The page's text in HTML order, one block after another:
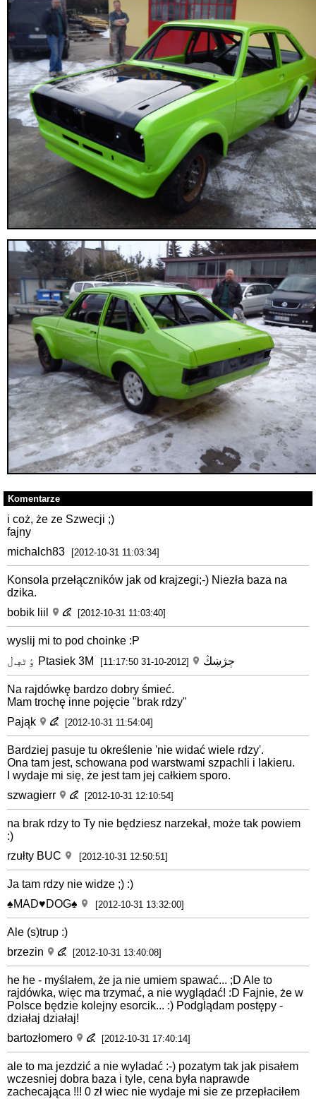
Komentarze
i coż, że ze Szwecji ;)
fajny
michalch83
[2012-10-31 11:03:34]
Konsola przełączników jak od krajzegi;-) Niezła baza na
dzika.
bobik liil
[2012-10-31 11:03:40]
wyslij mi to pod choinke :P
ٶٹڢڶ Ptasiek 3M ڄژښڭ
[2012-10-31 11:17:50]
Na rajdówkę bardzo dobry śmieć.
Mam trochę inne pojęcie "brak rdzy"
Pająk
[2012-10-31 11:54:04]
Bardziej pasuje tu określenie 'nie widać wiele rdzy'.
Ona tam jest, schowana pod warstwami szpachli i lakieru.
I wydaje mi się, że jest tam jej całkiem sporo.
szwagierr
[2012-10-31 12:10:54]
na brak rdzy to Ty nie będziesz narzekał, może tak powiem
:)
rzułty BUC
[2012-10-31 12:50:51]
Ja tam rdzy nie widze ;) :)
♠MAD♥DOG♠
[2012-10-31 13:32:00]
Ale (s)trup :)
brzezin
[2012-10-31 13:40:08]
he he - myślałem, że ja nie umiem spawać... ;D Ale to
rajdówka, więc ma trzymać, a nie wyglądać! :D Fajnie, że w
Polsce będzie kolejny esorcik... :) Podglądam postępy -
działaj działaj!
bartozłomero
[2012-10-31 17:40:14]
ale to ma jezdzić a nie wyladać :-) pozatym tak jak pisałem
wczesniej dobra baza i tyle, cena była naprawde
zachecająca !!! 0 zł wiec nie wydaje mi sie ze przepłaciłem